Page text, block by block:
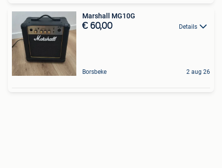
Marshall MG10G
€ 60,00 Details
Borsbeke 2 aug 26